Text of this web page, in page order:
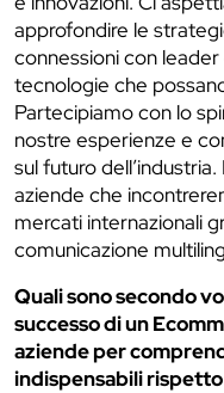
approfondire le
connessioni con
tecnologie che
Partecipiamo con lo
nostre esperienze e
sul futuro
aziende che
mercati internazionali
comunicazione
Quali sono secondo
successo di un
aziende per
indispensabili